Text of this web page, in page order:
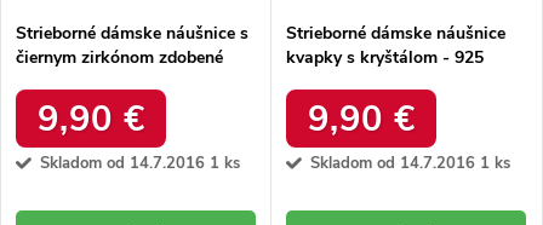
Strieborné dámske náušnice s
čiernym zirkónom zdobené
produktu MS9527
9,90 €
Skladom od 14.7.2016 1 ks
Strieborné dámske náušnice
kvapky s kryštálom - 925
MS7084
9,90 €
Skladom od 14.7.2016 1 ks